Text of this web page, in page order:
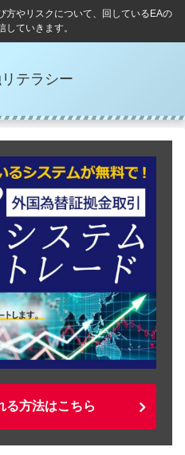
方やリスクについて、回しているEAの
していきます。
テラシー
る方法はこちら